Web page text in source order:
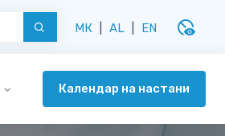
МК AL EN disabled_visible
Календар на настани